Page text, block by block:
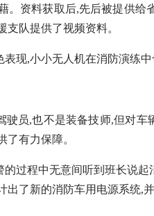
。资料获取后,先后被提供
支队提供了视频资料。
现,小小无人机在消防演练中
,也不是装备技师,但对车
了有力保障。
过程中无意间听到班长说起
出了新的消防车用电源系统,